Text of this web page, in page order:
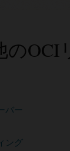
のOCI
バー
ング